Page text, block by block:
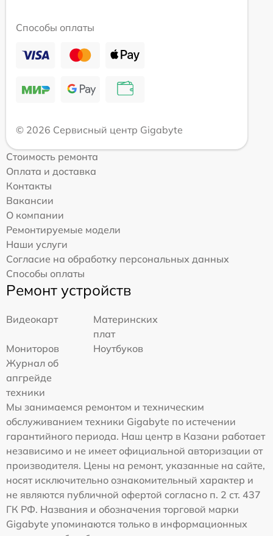
Способы оплаты
© 2026 Сервисный центр Gigabyte
Стоимость ремонта
Оплата и доставка
Контакты
Вакансии
О компании
Ремонтируемые модели
Наши услуги
Согласие на обработку персональных данных
Способы оплаты
Ремонт устройств
Видеокарт
Материнских
плат
Мониторов
Ноутбуков
Журнал об
апгрейде
техники
Мы занимаемся ремонтом и техническим
обслуживанием техники Gigabyte по истечении
гарантийного периода. Наш центр в Казани работает
независимо и не имеет официальной авторизации от
производителя. Цены на ремонт, указанные на сайте,
носят исключительно ознакомительный характер и
не являются публичной офертой согласно п. 2 ст. 437
ГК РФ. Названия и обозначения торговой марки
Gigabyte упоминаются только в информационных